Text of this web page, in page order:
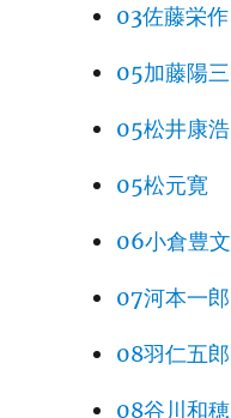
03佐藤栄作
05加藤陽三
05松井康浩
05松元寛
06小倉豊文
07河本一郎
08羽仁五郎
08谷川和穂